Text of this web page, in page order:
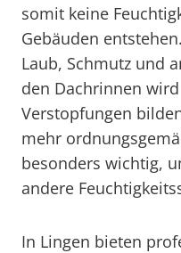
somit keine
Gebäuden
Laub, Schmutz und
den Dachrinnen
Verstopfungen
mehr
besonders wichtig,
andere
In Lingen bieten